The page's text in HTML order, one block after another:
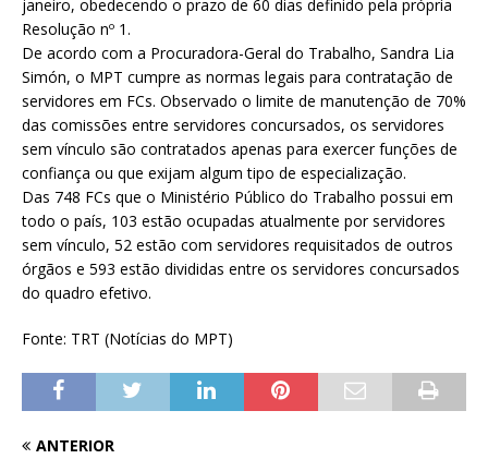
janeiro, obedecendo o prazo de 60 dias definido pela própria
Resolução nº 1.
De acordo com a Procuradora-Geral do Trabalho, Sandra Lia
Simón, o MPT cumpre as normas legais para contratação de
servidores em FCs. Observado o limite de manutenção de 70%
das comissões entre servidores concursados, os servidores
sem vínculo são contratados apenas para exercer funções de
confiança ou que exijam algum tipo de especialização.
Das 748 FCs que o Ministério Público do Trabalho possui em
todo o país, 103 estão ocupadas atualmente por servidores
sem vínculo, 52 estão com servidores requisitados de outros
órgãos e 593 estão divididas entre os servidores concursados
do quadro efetivo.
Fonte: TRT (Notícias do MPT)
ANTERIOR